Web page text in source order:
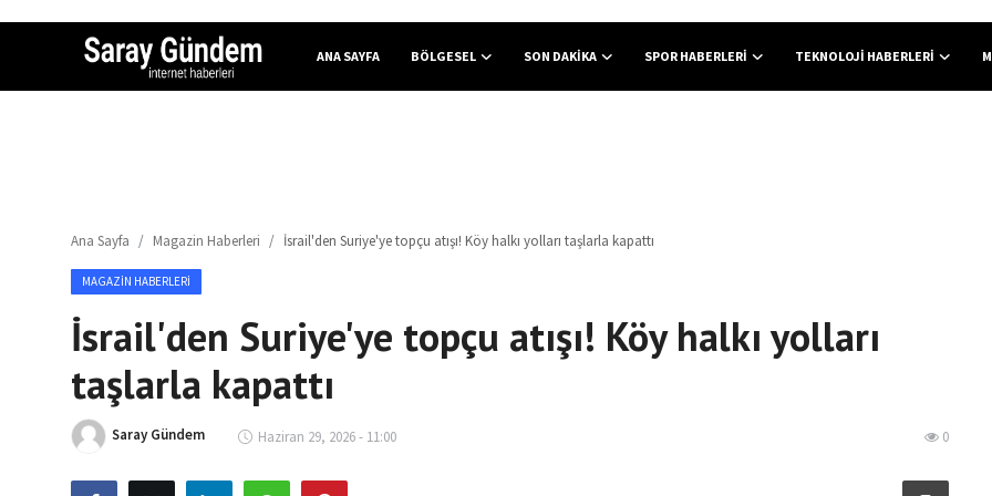
ANA SAYFA BÖLGESEL SON DAKIKA SPOR HABERLERI TEKNOLOJI HABERLERI
Son Dakika
Magazin Haberleri
Ana Sayfa Magazin Haberleri İsrail'den Suriye'ye topçu atışı! Köy halkı yolları taşlarla kapattı
MAGAZIN HABERLERI
İsrail'den Suriye'ye topçu atışı! Köy halkı yolları
taşlarla kapattı
Saray Gündem Haziran 29, 2026 - 11:00 0